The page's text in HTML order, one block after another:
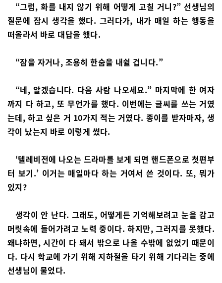
“그럼, 화를 내지 않기 위해 어떻게 고칠 거니?” 선생님의
질문에 잠시 생각을 했다. 그러다가, 내가 매일 하는 행동을
떠올라서 바로 대답을 했다.
“잠을 자거나, 조용히 한숨을 내쉴 겁니다.”
“네, 알겠습니다. 다음 사람 나오세요.” 마지막에 한 여자
까지 다 하고, 또 무언가를 했다. 이번에는 글씨를 쓰는 거였
는데, 하고 싶은 거 10가지 적는 거였다. 종이를 받자마자, 생
각이 났는지 바로 이렇게 썼다.
‘텔레비전에 나오는 드라마를 보게 되면 핸드폰으로 첫편부
터 보기.’ 이거는 매일마다 하는 거여서 쓴 것이다. 또, 뭐가
있지?
생각이 안 난다. 그래도, 어떻게든 기억해보려고 눈을 감고
머릿속에 들어가려고 노력 중이다. 하지만, 그러지를 못했다.
왜냐하면, 시간이 다 돼서 밖으로 나올 수밖에 없었기 때문이
다. 다시 학교에 가기 위해 지하철을 타기 위해 기다리는 중에
선생님이 물었다.